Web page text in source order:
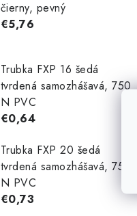
čierny, pevný
€5,76
Trubka FXP 16 šedá
tvrdená samozhášavá, 750
N PVC
€0,64
Trubka FXP 20 šedá
tvrdená samozhášavá, 750
N PVC
€0,73